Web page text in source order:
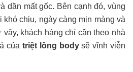
dần mất gốc. Bên cạnh đó, vùng
khó chịu, ngày càng mịn màng và
khách hàng chỉ cần theo nhà
của triệt lông bodysẽ vĩnh viễn